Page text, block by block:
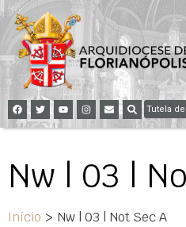
Tutela
Nw | 03 |
Início > Nw | 03 | Not Sec A